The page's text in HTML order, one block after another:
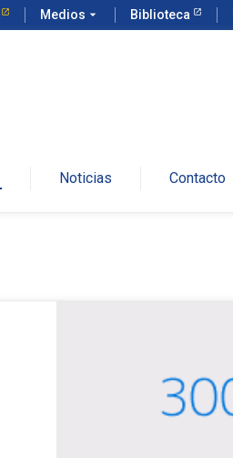
Medios arrow_drop_down Biblioteca
Noticias Contacto